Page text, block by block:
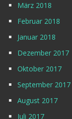
März 2018
Februar 2018
Januar 2018
Dezember 2017
Oktober 2017
September 2017
August 2017
Juli 2017